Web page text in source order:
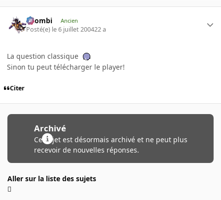
XZombi Ancien
Posté(e) le 6 juillet 200422 a
La question classique
Sinon tu peut télécharger le player!
Citer
Archivé
Ce sujet est désormais archivé et ne peut plus
recevoir de nouvelles réponses.
Aller sur la liste des sujets